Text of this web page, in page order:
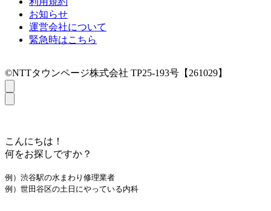
お知らせ
運営会社について
緊急時はこちら
©NTTタウンページ株式会社 TP25-193号【261029】
こんにちは！
何をお探しですか？
例）渋谷駅の水まわり修理業者
例）世田谷区の土日にやっている内科